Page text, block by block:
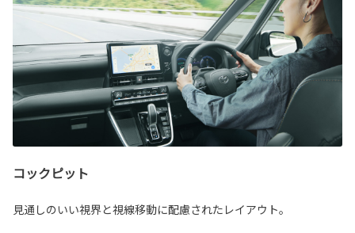
コックピット
見通しのいい視界と視線移動に配慮されたレイアウト。